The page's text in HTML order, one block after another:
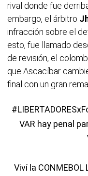
rival donde fue
embargo, el árbitro
infracción sobre el
esto, fue llamado
de revisión, el
que Ascacíbar
final con un gran
VAR hay penal
Viví la